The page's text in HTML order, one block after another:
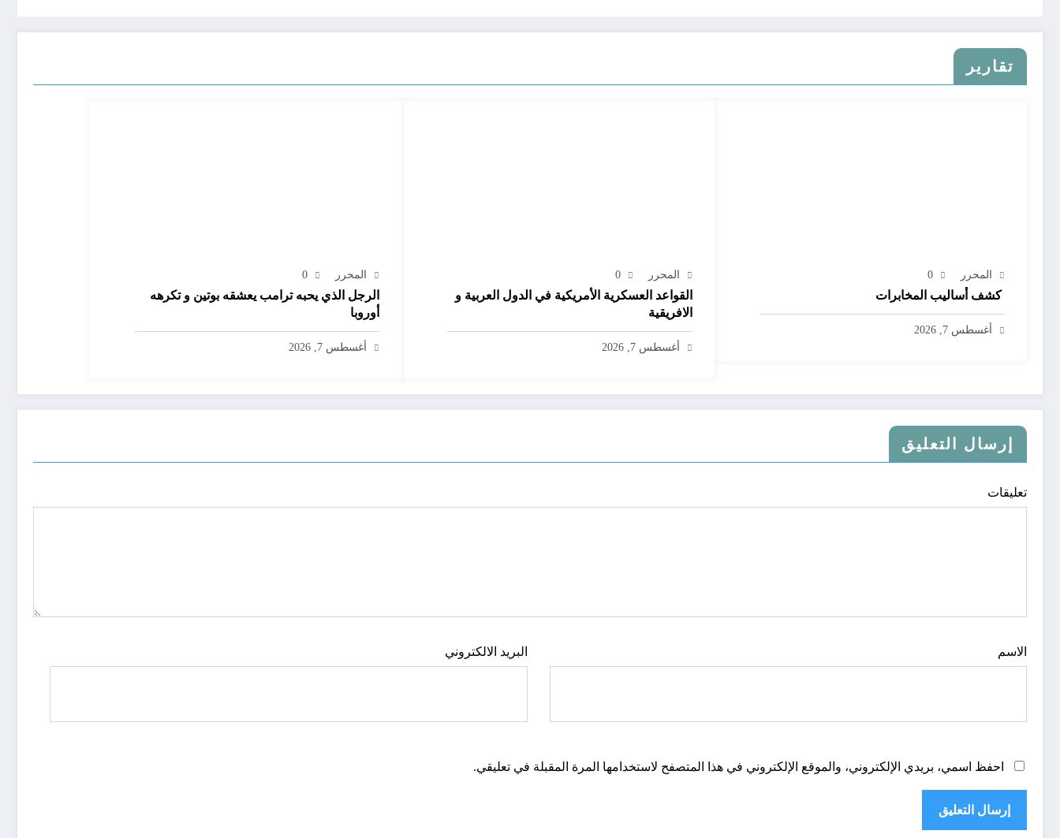
تقارير
المحرر 0
كشف أساليب المخابرات
أغسطس 7, 2026
المحرر 0
القواعد العسكرية الأمريكية في الدول العربية و
الافريقية
أغسطس 7, 2026
المحرر 0
الرجل الذي يحبه ترامب يعشقه بوتين و تكرهه
أوروبا
أغسطس 7, 2026
إرسال التعليق
تعليقات
الاسم البريد الالكتروني
احفظ اسمي، بريدي الإلكتروني، والموقع الإلكتروني في هذا المتصفح لاستخدامها المرة المقبلة في تعليقي.